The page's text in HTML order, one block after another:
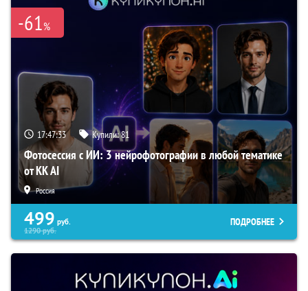
-61%
17:47:32 Купили:81
Фотосессия с ИИ: 3 нейрофотографии в любой тематике
от KK AI
Россия
499 руб.
1290руб.
ПОДРОБНЕЕ